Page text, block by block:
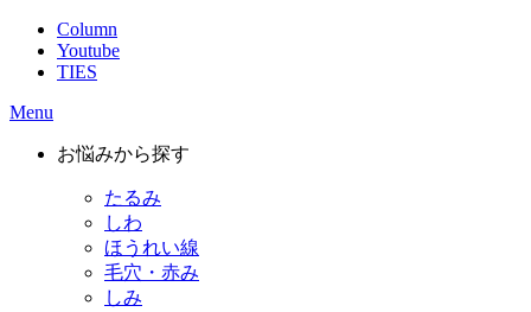
Column
Youtube
TIES
Menu
お悩みから探す
たるみ
しわ
ほうれい線
毛穴・赤み
しみ